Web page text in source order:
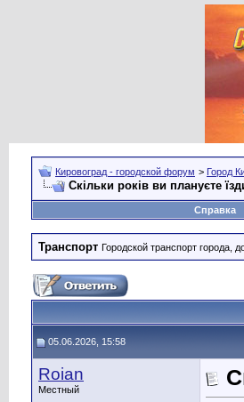
Кировоград - городской форум > Город
Скільки років ви плануєте
Справка
Транспорт Городской транспорт города,
05.06.2026, 15:58
Roian
Местный